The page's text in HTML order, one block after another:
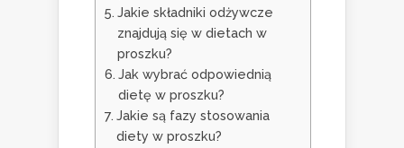
Jakie składniki odżywcze
znajdują się w dietach w
proszku?
Jak wybrać odpowiednią
dietę w proszku?
Jakie są fazy stosowania
diety w proszku?